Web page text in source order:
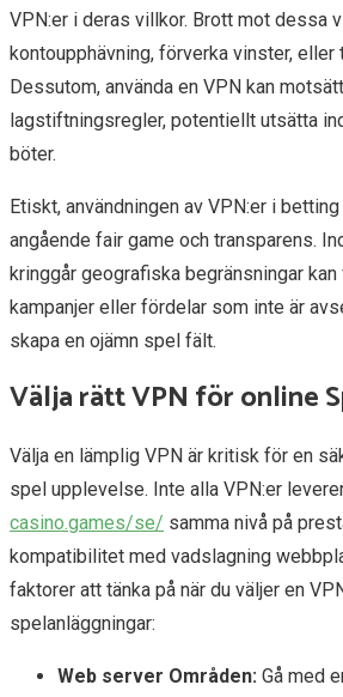
VPN:er i deras villkor. Brott mot dessa
kontoupphävning, förverka vinster,
Dessutom, använda en VPN kan
lagstiftningsregler, potentiellt utsätta
böter.
Etiskt, användningen av VPN:er i
angående fair game och transparens.
kringgår geografiska begränsningar kan
kampanjer eller fördelar som inte är
skapa en ojämn spel fält.
Välja rätt VPN för online
Välja en lämplig VPN är kritisk för en
spel upplevelse. Inte alla VPN:er
casino.games/se/ samma nivå på
kompatibilitet med vadslagning
faktorer att tänka på när du väljer en
spelanläggningar:
Web server Områden: Gå med